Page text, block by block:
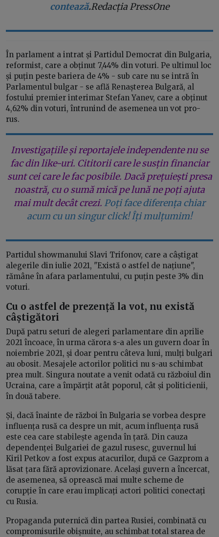
contează.Redacția PressOne
În parlament a intrat și Partidul Democrat din Bulgaria,
reformist, care a obținut 7,44% din voturi. Pe ultimul loc
și puțin peste bariera de 4% - sub care nu se intră în
Parlamentul bulgar - se află Renașterea Bulgară, al
fostului premier interimar Stefan Yanev, care a obținut
4,62% din voturi, întrunind de asemenea un vot pro-
rus.
Investigațiile și reportajele independente nu se
fac din like-uri. Cititorii care le susțin financiar
sunt cei care le fac posibile. Dacă prețuiești presa
noastră, cu o sumă mică pe lună ne poți ajuta
mai mult decât crezi. Poți face diferența chiar
acum cu un singur click! Îți mulțumim!
Partidul showmanului Slavi Trifonov, care a câștigat
alegerile din iulie 2021, "Există o astfel de națiune",
rămâne în afara parlamentului, cu puțin peste 3% din
voturi.
Cu o astfel de prezență la vot, nu există
câștigători
După patru seturi de alegeri parlamentare din aprilie
2021 încoace, în urma cărora s-a ales un guvern doar în
noiembrie 2021, și doar pentru câteva luni, mulți bulgari
au obosit. Mesajele actorilor politici nu s-au schimbat
prea mult. Singura noutate a venit odată cu războiul din
Ucraina, care a împărțit atât poporul, cât și politicienii,
în două tabere.
Și, dacă înainte de război în Bulgaria se vorbea despre
influența rusă ca despre un mit, acum influența rusă
este cea care stabilește agenda în țară. Din cauza
dependenței Bulgariei de gazul rusesc, guvernul lui
Kiril Petkov a fost expus atacurilor, după ce Gazprom a
lăsat țara fără aprovizionare. Același guvern a încercat,
de asemenea, să oprească mai multe scheme de
corupție în care erau implicați actori politici conectați
cu Rusia.
Propaganda puternică din partea Rusiei, combinată cu
compromisurile obișnuite, au schimbat total starea de